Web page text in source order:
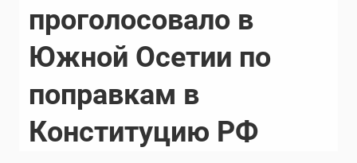
проголосовало в
Южной Осетии по
поправкам в
Конституцию РФ